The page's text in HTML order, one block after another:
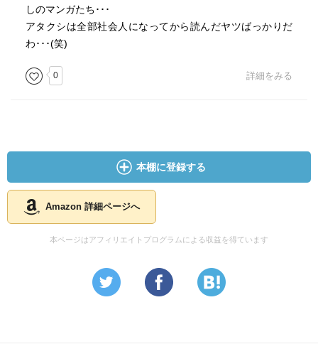
しのマンガたち･･･
アタクシは全部社会人になってから読んだヤツばっかりだ
わ･･･(笑)
0 詳細をみる
本棚に登録する
Amazon 詳細ページへ
本ページはアフィリエイトプログラムによる収益を得ています